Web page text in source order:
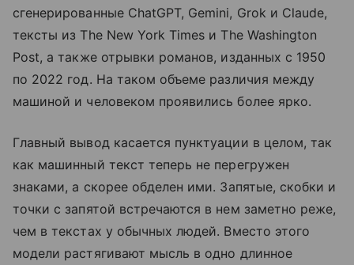
сгенерированные ChatGPT, Gemini, Grok и Claude,
тексты из The New York Times и The Washington
Post, а также отрывки романов, изданных с 1950
по 2022 год. На таком объеме различия между
машиной и человеком проявились более ярко.
Главный вывод касается пунктуации в целом, так
как машинный текст теперь не перегружен
знаками, а скорее обделен ими. Запятые, скобки и
точки с запятой встречаются в нем заметно реже,
чем в текстах у обычных людей. Вместо этого
модели растягивают мысль в одно длинное